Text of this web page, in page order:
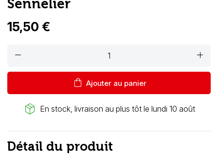
Sennelier
15,50 €
remove add
shopping_bag Ajouter au panier
package_2 En stock, livraison au plus tôt le lundi 10 août
Détail du produit